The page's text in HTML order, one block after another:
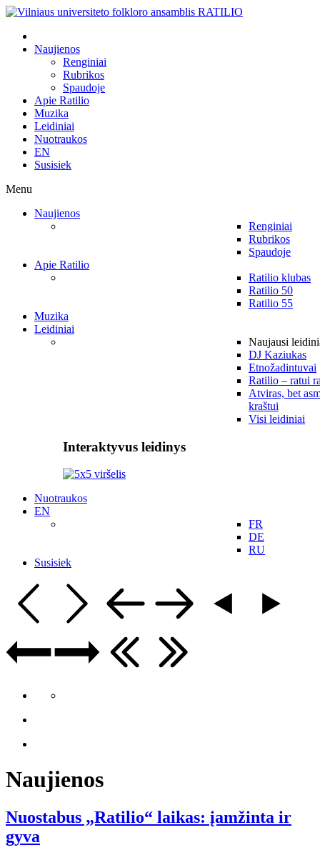
Naujienos
Renginiai
Rubrikos
Spaudoje
Apie Ratilio
Muzika
Leidiniai
Nuotraukos
EN
Susisiek
Menu
Naujienos
Renginiai
Rubrikos
Spaudoje
Apie Ratilio
Ratilio klubas
Ratilio 50
Ratilio 55
Muzika
Leidiniai
Naujausi
DJ Kaziukas
Etnožadintuvai
Ratilio – ratui
Atviras, bet
kraštui
Visi leidiniai
Interaktyvus leidinys
Nuotraukos
EN
FR
DE
RU
Susisiek
Naujienos
Nuostabus „Ratilio“ laikas: įamžinta ir
gyva